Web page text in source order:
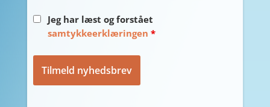
Jeg har læst og forstået
samtykkeerklæringen *